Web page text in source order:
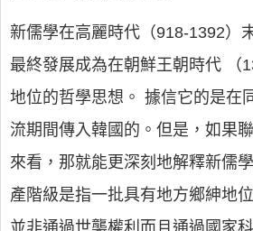
新儒學在高麗時代（918-1392）
最終發展成為在朝鮮王朝時代 （
地位的哲學思想。 據信它的是在
流期間傳入韓國的。但是，如果
來看，那就能更深刻地解釋新儒
產階級是指一批具有地方鄉紳地
並非通過世襲權利而且通過國家